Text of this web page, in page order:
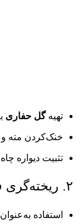
تهیهگل حفاری
خنک‌کردن مته و
تثبیت دیواره
۲. ریخته‌گری فلزات
استفاده به‌عنوان